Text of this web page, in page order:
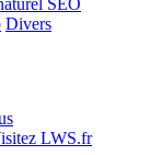
SEO
Divers
LWS.fr